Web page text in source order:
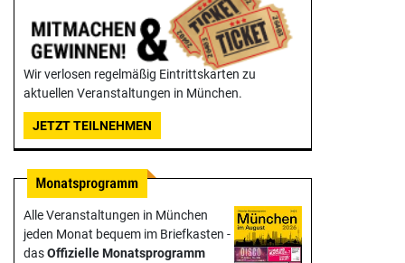
Wir verlosen regelmäßig Eintrittskarten zu
aktuellen Veranstaltungen in München.
JETZT TEILNEHMEN
Alle Veranstaltungen in München
jeden Monat bequem im Briefkasten -
dasOffizielle Monats­programm